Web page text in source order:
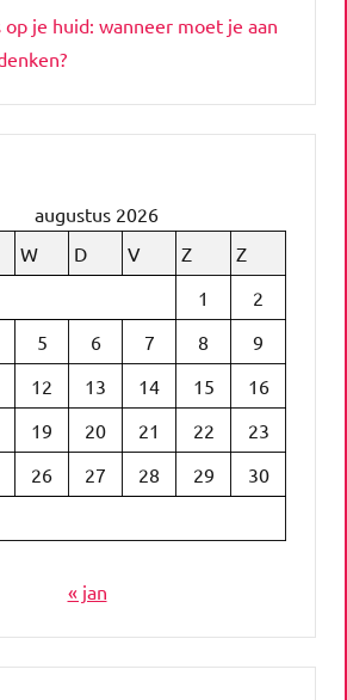
op je huid: wanneer moet je aan
augustus 2026
W D V Z
Z
1
2
5 6 7 8
9
12 13 14 15
16
19 20 21 22
23
26 27 28 29
30
« jan